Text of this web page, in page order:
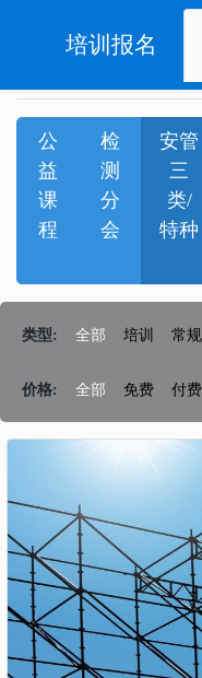
培训报名
公
益
课
程
检
测
分
会
安管
三
类/
特种
类型: 全部 培训 常规
价格: 全部 免费 付费